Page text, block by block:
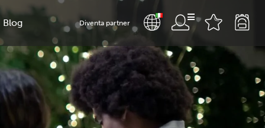
Blog Diventa partner